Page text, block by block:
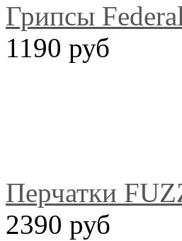
Грипсы
1190 руб
Перчатки
2390 руб